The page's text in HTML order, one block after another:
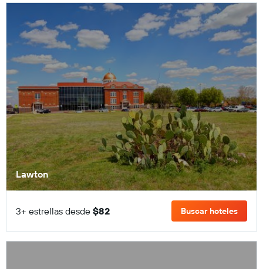
Lawton
3+ estrellas desde $82 Buscar hoteles